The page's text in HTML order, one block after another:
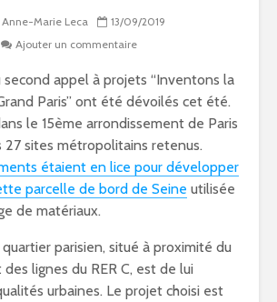
Anne-Marie Leca
13/09/2019
Ajouter un commentaire
second appel à projets “Inventons la
Paris” ont été dévoilés cet été.
le 15ème arrondissement de Paris
27 sites métropolitains retenus.
étaient en lice pour développer
parcelle de bord de Seine utilisée
de matériaux.
quartier parisien, situé à proximité du
lignes du RER C, est de lui
urbaines. Le projet choisi est